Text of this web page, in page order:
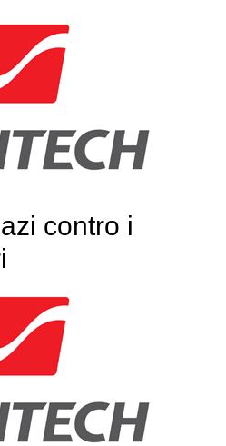
contro i